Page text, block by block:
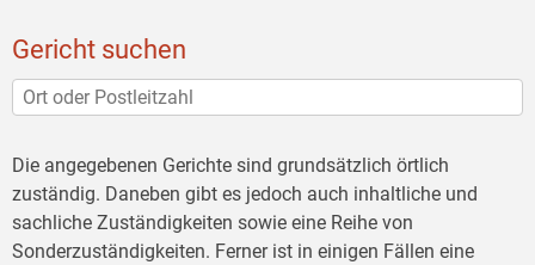
Gericht suchen
Die angegebenen Gerichte sind grundsätzlich örtlich
zuständig. Daneben gibt es jedoch auch inhaltliche und
sachliche Zuständigkeiten sowie eine Reihe von
Sonderzuständigkeiten. Ferner ist in einigen Fällen eine